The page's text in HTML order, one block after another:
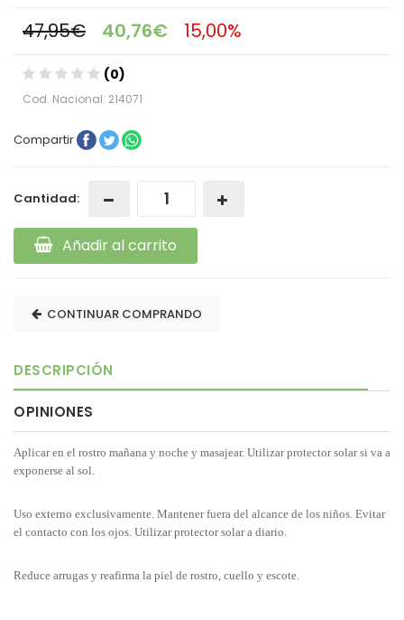
47,95€ 40,76€ 15,00%
(0)
Cod. Nacional: 214071
Compartir
Cantidad:
Añadir al carrito
CONTINUAR COMPRANDO
DESCRIPCIÓN
OPINIONES
Aplicar en el rostro mañana y noche y masajear. Utilizar protector solar si va a
exponerse al sol.
Uso externo exclusivamente. Mantener fuera del alcance de los niños. Evitar
el contacto con los ojos. Utilizar protector solar a diario.
Reduce arrugas y reafirma la piel de rostro, cuello y escote.